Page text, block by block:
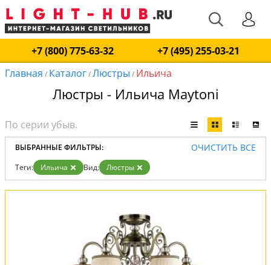
+7 (800) 775-63-32
+7 (495) 255-03-21
Главная / Каталог/Люстры / Ильича
Люстры - Ильича Maytoni
ВЫБРАННЫЕ ФИЛЬТРЫ: ОЧИСТИТЬ ВСЕ
Теги: Ильича Вид: Люстры